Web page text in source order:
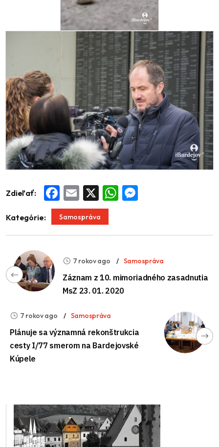
Zdieľať: Facebook
Email WhatsApp
Kategórie: Samospráva
7 rokov ago Samospráva
Záznam z 10. mimoriadného zasadnutia
MsZ 23. 01. 2020
7 rokov ago Samospráva
Plánuje sa významná rekonštrukcia
cesty I/77 smerom na Bardejovské
Kúpele